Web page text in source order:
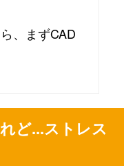
、まずCAD
ど...ストレス